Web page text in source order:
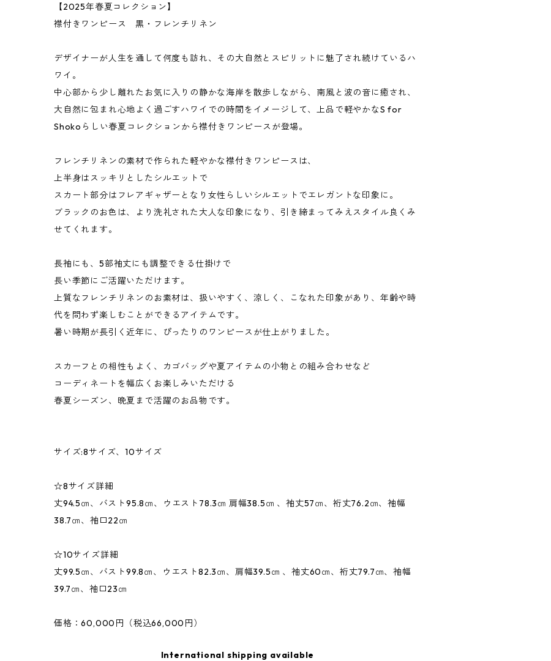
【2025年春夏コレクション】
襟付きワンピース 黒・フレンチリネン
デザイナーが人生を通して何度も訪れ、その大自然とスピリットに魅了され続けているハ
ワイ。
中心部から少し離れたお気に入りの静かな海岸を散歩しながら、南風と波の音に癒され、
大自然に包まれ心地よく過ごすハワイでの時間をイメージして、上品で軽やかなS for
Shokoらしい春夏コレクションから襟付きワンピースが登場。
フレンチリネンの素材で作られた軽やかな襟付きワンピースは、
上半身はスッキリとしたシルエットで
スカート部分はフレアギャザーとなり女性らしいシルエットでエレガントな印象に。
ブラックのお色は、より洗礼された大人な印象になり、引き締まってみえスタイル良くみ
せてくれます。
長袖にも、5部袖丈にも調整できる仕掛けで
長い季節にご活躍いただけます。
上質なフレンチリネンのお素材は、扱いやすく、涼しく、こなれた印象があり、年齢や時
代を問わず楽しむことができるアイテムです。
暑い時期が長引く近年に、ぴったりのワンピースが仕上がりました。
スカーフとの相性もよく、カゴバッグや夏アイテムの小物との組み合わせなど
コーディネートを幅広くお楽しみいただける
春夏シーズン、晩夏まで活躍のお品物です。
サイズ:8サイズ、10サイズ
☆8サイズ詳細
丈94.5㎝、バスト95.8㎝、ウエスト78.3㎝ 肩幅38.5㎝ 、袖丈57㎝、裄丈76.2㎝、袖幅
38.7㎝、袖口22㎝
☆10サイズ詳細
丈99.5㎝、バスト99.8㎝、ウエスト82.3㎝、肩幅39.5㎝ 、袖丈60㎝、裄丈79.7㎝、袖幅
39.7㎝、袖口23㎝
価格：60,000円（税込66,000円）
International shipping available